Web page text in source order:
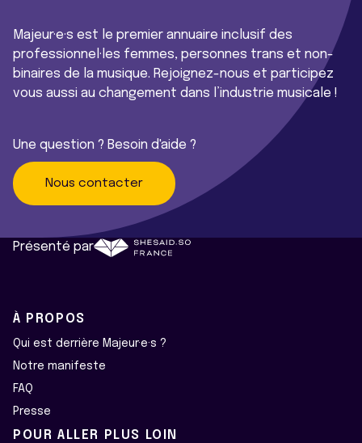
Majeur·e·s est le premier annuaire inclusif des
professionnel·les femmes, personnes trans et non-
binaires de la musique. Rejoignez-nous et participez
vous aussi au changement dans l’industrie musicale !
Une question ? Besoin d'aide ?
Nous contacter
Présenté par
À PROPOS
Qui est derrière Majeur·e·s ?
Notre manifeste
FAQ
Presse
POUR ALLER PLUS LOIN